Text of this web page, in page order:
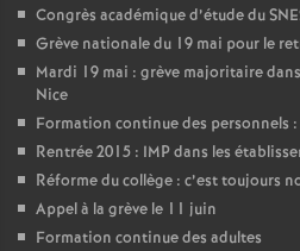
Congrès académique d’étude du
Grève nationale du 19 mai pour le
Mardi 19 mai : grève majoritaire
Nice
Formation continue des personnels
Rentrée 2015 : IMP dans les
Réforme du collège : c’est toujours
Appel à la grève le 11 juin
Formation continue des adultes